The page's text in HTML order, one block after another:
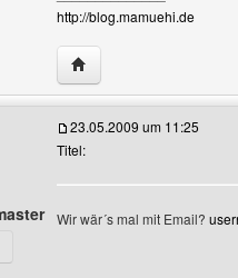
http://blog.mamuehi.de
Website dieses
Benutzer-Profile anzeigen
23.05.2009 um 11:25
Titel:
Wir wär´s mal mit Email?